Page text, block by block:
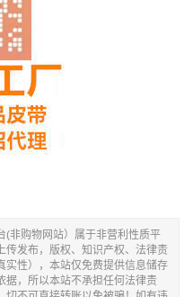
(非购物网站）属于非营利性质平
传发布，版权、知识产权、法律责
实性），本站仅免费提供信息储存
据，所以本站不承担任何法律责